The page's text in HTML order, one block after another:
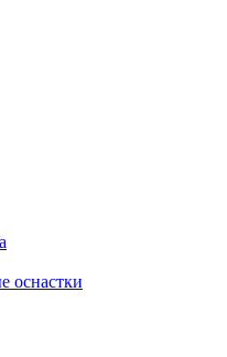
оснастки